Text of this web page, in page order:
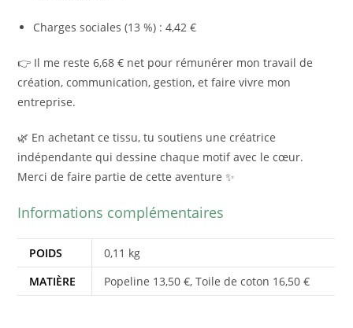
Charges sociales (13 %) : 4,42 €
👉 Il me reste 6,68 € net pour rémunérer mon travail de
création, communication, gestion, et faire vivre mon
entreprise.
🌿 En achetant ce tissu, tu soutiens une créatrice
indépendante qui dessine chaque motif avec le cœur.
Merci de faire partie de cette aventure ✨
Informations complémentaires
POIDS
0,11 kg
MATIÈRE
Popeline 13,50 €, Toile de coton 16,50 €